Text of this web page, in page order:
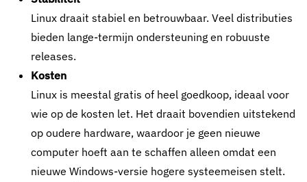
Linux draait stabiel en betrouwbaar. Veel distributies
bieden lange-termijn ondersteuning en robuuste
releases.
Kosten
Linux is meestal gratis of heel goedkoop, ideaal voor
wie op de kosten let. Het draait bovendien uitstekend
op oudere hardware, waardoor je geen nieuwe
computer hoeft aan te schaffen alleen omdat een
nieuwe Windows-versie hogere systeemeisen stelt.